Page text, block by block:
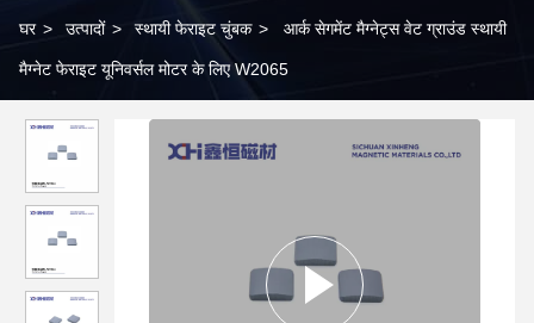
घर > उत्पादों > स्थायी फेराइट चुंबक > आर्क सेगमेंट मैग्नेट्स वेट ग्राउंड स्थायी
मैग्नेट फेराइट यूनिवर्सल मोटर के लिए W2065